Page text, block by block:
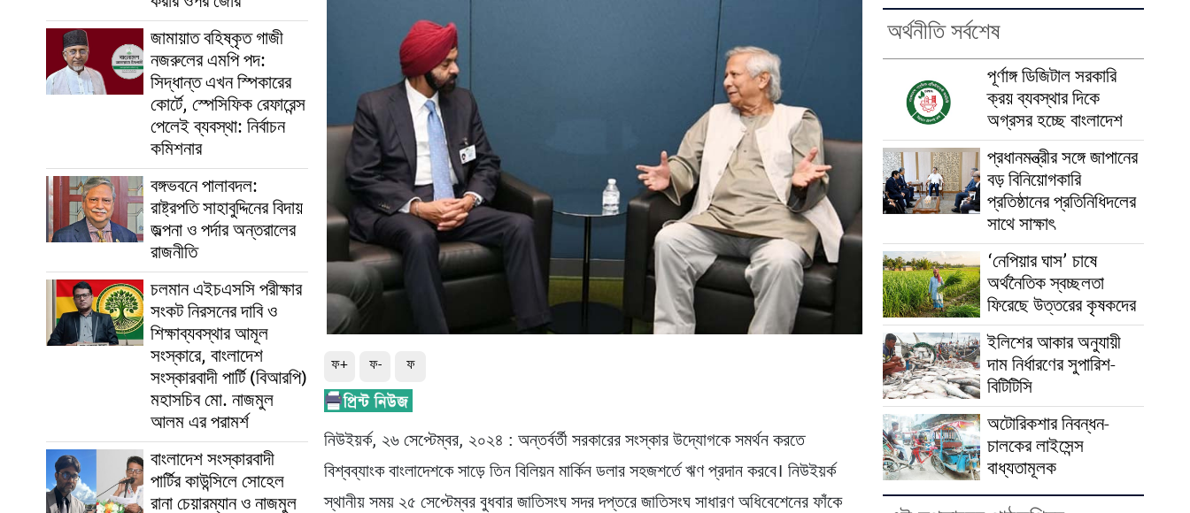
জামায়াত বহিষ্কৃত গাজী
নজরুলের এমপি পদ:
সিদ্ধান্ত এখন স্পিকারের
কোর্টে, স্পেসিফিক রেফারেন্স
পেলেই ব্যবস্থা: নির্বাচন
কমিশনার
বঙ্গভবনে পালাবদল:
রাষ্ট্রপতি সাহাবুদ্দিনের বিদায়
জল্পনা ও পর্দার অন্তরালের
রাজনীতি
চলমান এইচএসসি পরীক্ষার
সংকট নিরসনের দাবি ও
শিক্ষাব্যবস্থার আমূল
সংস্কারে, বাংলাদেশ
সংস্কারবাদী পার্টি (বিআরপি)
মহাসচিব মো. নাজমুল
আলম এর পরামর্শ
বাংলাদেশ সংস্কারবাদী
পার্টির কাউন্সিলে সোহেল
রানা চেয়ারম্যান ও নাজমুল
ফ+ ফ- ফ
নিউইয়র্ক, ২৬ সেপ্টেম্বর, ২০২৪ : অন্তর্বর্তী সরকারের সংস্কার উদ্যোগকে সমর্থন করতে
বিশ্বব্যাংক বাংলাদেশকে সাড়ে তিন বিলিয়ন মার্কিন ডলার সহজশর্তে ঋণ প্রদান করবে। নিউইয়র্ক
স্থানীয় সময় ২৫ সেপ্টেম্বর বুধবার জাতিসংঘ সদর দপ্তরে জাতিসংঘ সাধারণ অধিবেশেনের ফাঁকে
অর্থনীতি সর্বশেষ
পূর্ণাঙ্গ ডিজিটাল সরকারি
ক্রয় ব্যবস্থার দিকে
অগ্রসর হচ্ছে বাংলাদেশ
প্রধানমন্ত্রীর সঙ্গে জাপানের
বড় বিনিয়োগকারি
প্রতিষ্ঠানের প্রতিনিধিদলের
সাথে সাক্ষাৎ
‘নেপিয়ার ঘাস’ চাষে
অর্থনৈতিক স্বচ্ছলতা
ফিরেছে উত্তরের কৃষকদের
ইলিশের আকার অনুযায়ী
দাম নির্ধারণের সুপারিশ-
বিটিটিসি
অটোরিকশার নিবন্ধন-
চালকের লাইসেন্স
বাধ্যতামূলক